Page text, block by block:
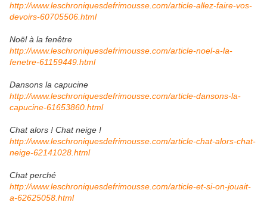
http://www.leschroniquesdefrimousse.com/article-allez-faire-vos-
devoirs-60705506.html
Noël à la fenêtre
http://www.leschroniquesdefrimousse.com/article-noel-a-la-
fenetre-61159449.html
Dansons la capucine
http://www.leschroniquesdefrimousse.com/article-dansons-la-
capucine-61653860.html
Chat alors ! Chat neige !
http://www.leschroniquesdefrimousse.com/article-chat-alors-chat-
neige-62141028.html
Chat perché
http://www.leschroniquesdefrimousse.com/article-et-si-on-jouait-
a-62625058.html